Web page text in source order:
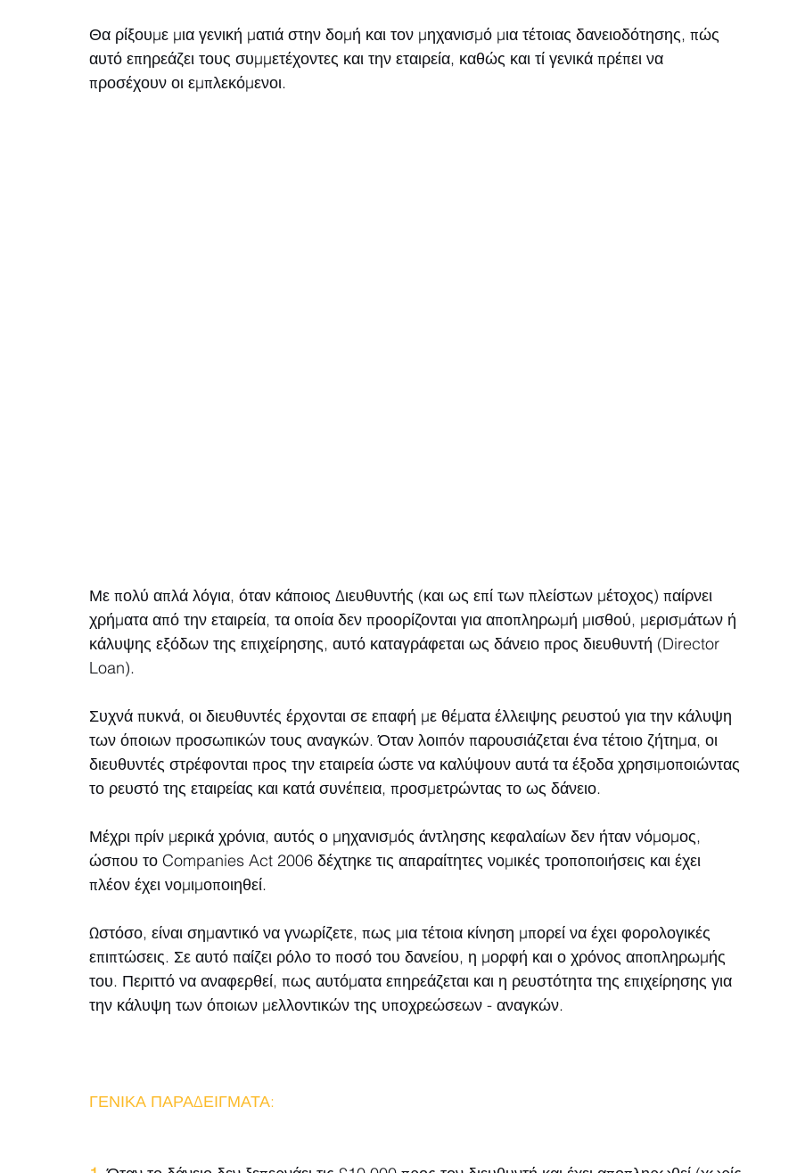
Θα ρίξουμε μια γενική ματιά στην δομή και τον μηχανισμό μια τέτοιας δανειοδότησης, πώς
αυτό επηρεάζει τους συμμετέχοντες και την εταιρεία, καθώς και τί γενικά πρέπει να
προσέχουν οι εμπλεκόμενοι.
Με πολύ απλά λόγια, όταν κάποιος Διευθυντής (και ως επί των πλείστων μέτοχος) παίρνει
χρήματα από την εταιρεία, τα οποία δεν προορίζονται για αποπληρωμή μισθού, μερισμάτων ή
κάλυψης εξόδων της επιχείρησης, αυτό καταγράφεται ως δάνειο προς διευθυντή (Director
Loan).
Συχνά πυκνά, οι διευθυντές έρχονται σε επαφή με θέματα έλλειψης ρευστού για την κάλυψη
των όποιων προσωπικών τους αναγκών. Όταν λοιπόν παρουσιάζεται ένα τέτοιο ζήτημα, οι
διευθυντές στρέφονται προς την εταιρεία ώστε να καλύψουν αυτά τα έξοδα χρησιμοποιώντας
το ρευστό της εταιρείας και κατά συνέπεια, προσμετρώντας το ως δάνειο.
Μέχρι πρίν μερικά χρόνια, αυτός ο μηχανισμός άντλησης κεφαλαίων δεν ήταν νόμομος,
ώσπου το Companies Act 2006 δέχτηκε τις απαραίτητες νομικές τροποποιήσεις και έχει
πλέον έχει νομιμοποιηθεί.
Ωστόσο, είναι σημαντικό να γνωρίζετε, πως μια τέτοια κίνηση μπορεί να έχει φορολογικές
επιπτώσεις. Σε αυτό παίζει ρόλο το ποσό του δανείου, η μορφή και ο χρόνος αποπληρωμής
του. Περιττό να αναφερθεί, πως αυτόματα επηρεάζεται και η ρευστότητα της επιχείρησης για
την κάλυψη των όποιων μελλοντικών της υποχρεώσεων - αναγκών.
ΓΕΝΙΚΑ ΠΑΡΑΔΕΙΓΜΑΤΑ: